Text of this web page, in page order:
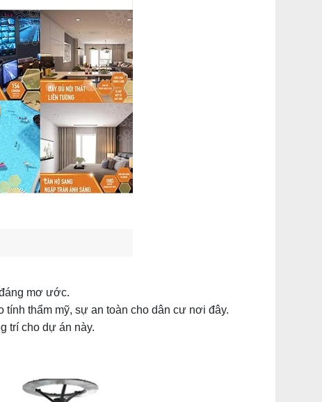
mơ ước.
tính thẩm mỹ, sự an toàn cho dân cư nơi đây.
trí cho dự án này.